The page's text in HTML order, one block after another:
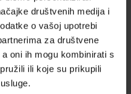
društvenih medija i
o vašoj upotrebi
za društvene
oni ih mogu kombinirati s
ili koje su prikupili
100ml - Parfemske vode -
Unisex
Poslat ćemo 13.08.
186,00 €